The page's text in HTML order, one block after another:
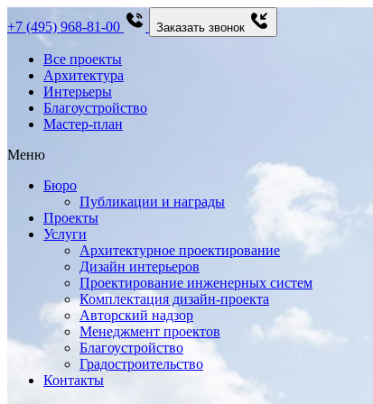
+7 (495) 968-81-00 Заказать звонок
Все проекты
Архитектура
Интерьеры
Благоустройство
Мастер-план
Меню
Бюро
Публикации и награды
Проекты
Услуги
Архитектурное проектирование
Дизайн интерьеров
Проектирование инженерных систем
Комплектация дизайн-проекта
Авторский надзор
Менеджмент проектов
Благоустройство
Градостроительство
Контакты